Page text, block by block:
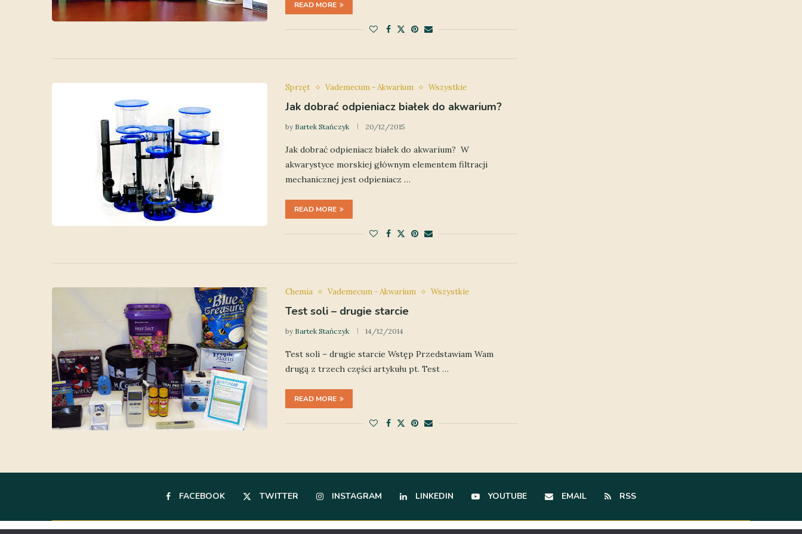
READ MORE
Sprzęt Vademecum - Akwarium Wszystkie
Jak dobrać odpieniacz białek do akwarium?
by Bartek Stańczyk 20/12/2015
Jak dobrać odpieniacz białek do akwarium? W
akwarystyce morskiej głównym elementem filtracji
mechanicznej jest odpieniacz …
READ MORE
Chemia Vademecum - Akwarium Wszystkie
Test soli – drugie starcie
by Bartek Stańczyk 14/12/2014
Test soli – drugie starcie Wstęp Przedstawiam Wam
drugą z trzech części artykułu pt. Test …
READ MORE
FACEBOOK TWITTER INSTAGRAM LINKEDIN YOUTUBE EMAIL RSS